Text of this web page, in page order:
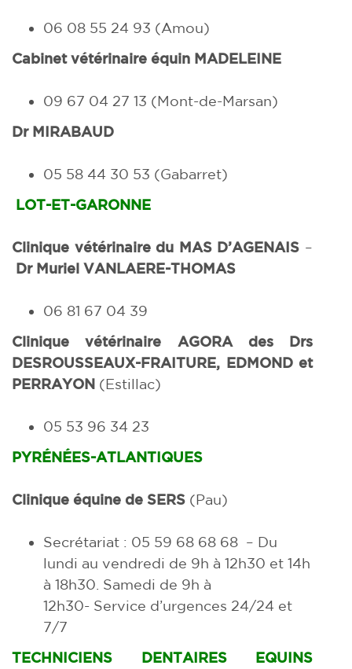
06 08 55 24 93 (Amou)
Cabinet vétérinaire équin MADELEINE
09 67 04 27 13 (Mont-de-Marsan)
Dr MIRABAUD
05 58 44 30 53 (Gabarret)
LOT-ET-GARONNE
Clinique vétérinaire du MAS D’AGENAIS –
Dr Muriel VANLAERE-THOMAS
06 81 67 04 39
Clinique vétérinaire
AGORA des Drs
DESROUSSEAUX-FRAITURE, EDMOND et
PERRAYON (Estillac)
05 53 96 34 23
PYRÉNÉES-ATLANTIQUES
Clinique équine de SERS (Pau)
Secrétariat : 05 59 68 68 68 – Du
lundi au vendredi de 9h à 12h30 et 14h
à 18h30. Samedi de 9h à
12h30- Service d’urgences 24/24 et
7/7
TECHNICIENS DENTAIRES EQUINS